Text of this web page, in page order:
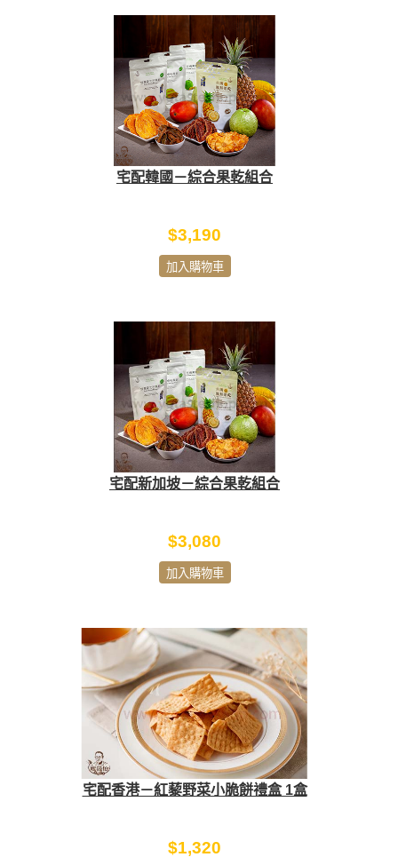
宅配韓國－綜合果乾組合
$3,190
加入購物車
宅配新加坡－綜合果乾組合
$3,080
加入購物車
宅配香港－紅藜野菜小脆餅禮盒 1盒
$1,320